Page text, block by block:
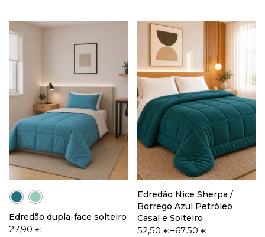
Edredão dupla-face solteiro
27,90 €
Edredão Nice Sherpa /
Borrego Azul Petróleo
Casal e Solteiro
52,50 €–67,50 €
Price